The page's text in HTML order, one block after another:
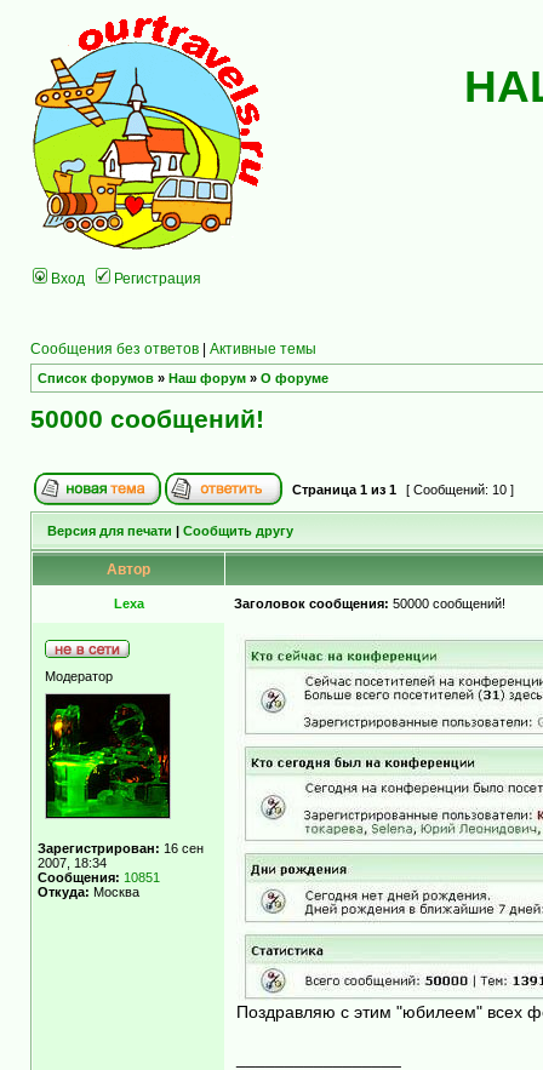
Вход Регистрация
Сообщения без ответов | Активные темы
Список форумов » Наш форум » О форуме
50000 сообщений!
Страница 1 из 1 [ Сообщений: 10 ]
Версия для печати | Сообщить другу
Автор
Lexa Заголовок сообщения: 50000 сообщений!
Модератор
Зарегистрирован: 16 сен
2007, 18:34
Сообщения: 10851
Откуда: Москва
Поздравляю с этим "юбилеем" всех